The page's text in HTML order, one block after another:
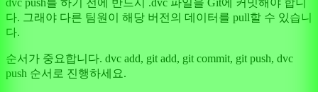
다. 그래야 다른 팀원이 해당 버전의 데이터를 pull할 수 있습니
다.
순서가 중요합니다. dvc add, git add, git commit, git push, dvc
push 순서로 진행하세요.